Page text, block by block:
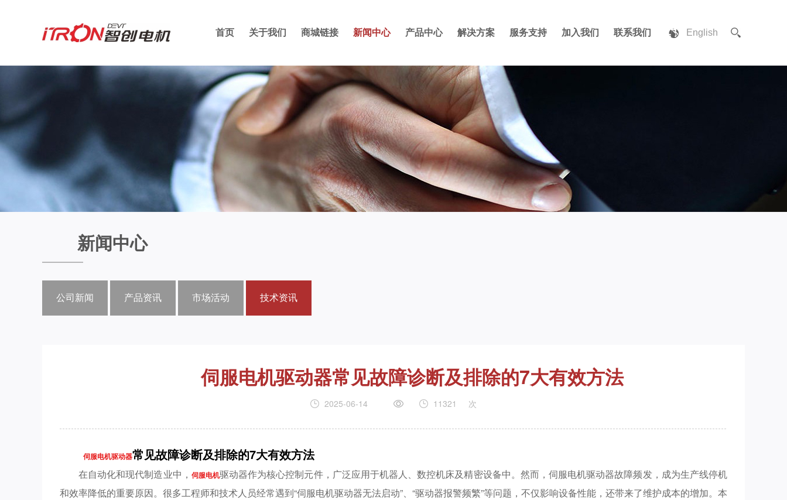
首页 关于我们 商城链接 新闻中心 产品中心 解决方案 服务支持 加入我们 联系我们 English
新闻中心
公司新闻 产品资讯 市场活动 技术资讯
伺服电机驱动器常见故障诊断及排除的7大有效方法
2025-06-14 11321 次
伺服电机驱动器常见故障诊断及排除的7大有效方法
在自动化和现代制造业中， 伺服电机驱动器作为核心控制元件，广泛应用于机器人、数控机床及精密设备中。然而，伺服电机驱动器故障频发，成为生产线停机
和效率降低的重要原因。很多工程师和技术人员经常遇到“伺服电机驱动器无法启动”、“驱动器报警频繁”等问题，不仅影响设备性能，还带来了维护成本的增加。本